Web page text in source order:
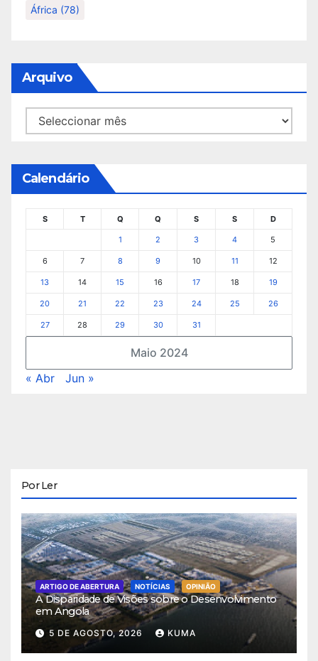
África (78)
Arquivo
Arquivo
Calendário
Maio 2024
S T Q Q S S D
1 2 3 4 5
6 7 8 9 10 11 12
13 14 15 16 17 18 19
20 21 22 23 24 25 26
27 28 29 30 31
« Abr Jun »
Por Ler
ARTIGO DE ABERTURA NOTÍCIAS OPINIÃO
A Disparidade de Visões sobre o Desenvolvimento
em Angola
5 DE AGOSTO, 2026 KUMA